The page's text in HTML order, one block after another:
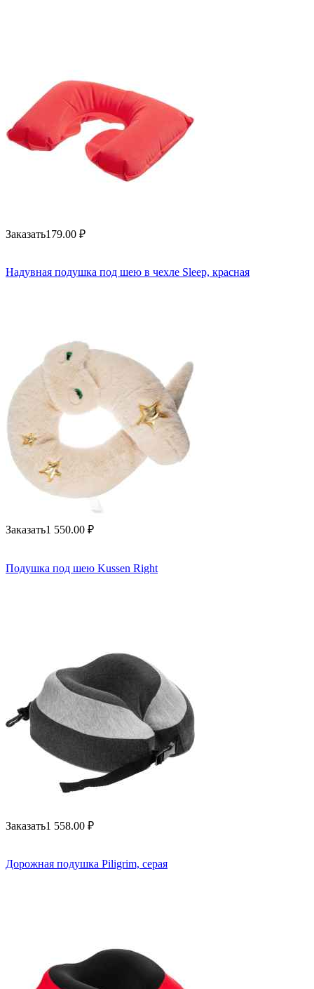
Заказать179.00 ₽
Надувная подушка под шею в чехле Sleep, красная
Заказать1 550.00 ₽
Подушка под шею Kussen Right
Заказать1 558.00 ₽
Дорожная подушка Piligrim, серая